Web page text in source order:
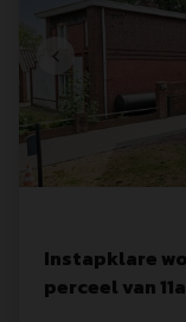
Instapklare
perceel van